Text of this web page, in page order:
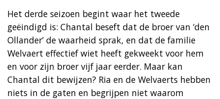
Het derde seizoen begint waar het tweede
geëindigd is: Chantal beseft dat de broer van ‘den
Ollander’ de waarheid sprak, en dat de familie
Welvaert effectief wiet heeft gekweekt voor hem
en voor zijn broer vijf jaar eerder. Maar kan
Chantal dit bewijzen? Ria en de Welvaerts hebben
niets in de gaten en begrijpen niet waarom